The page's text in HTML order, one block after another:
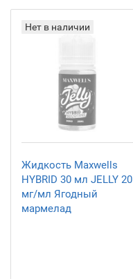
Нет в наличии
Жидкость Maxwells
HYBRID 30 мл JELLY 20
мг/мл Ягодный
мармелад